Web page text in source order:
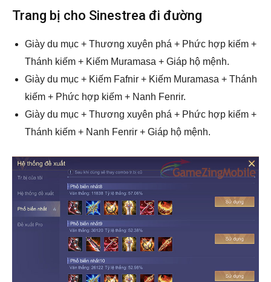
Trang bị cho Sinestrea đi đường
Giày du mục + Thương xuyên phá + Phức hợp kiếm +
Thánh kiếm + Kiếm Muramasa + Giáp hộ mệnh.
Giày du mục + Kiếm Fafnir + Kiếm Muramasa + Thánh
kiếm + Phức hợp kiếm + Nanh Fenrir.
Giày du mục + Thương xuyên phá + Phức hợp kiếm +
Thánh kiếm + Nanh Fenrir + Giáp hộ mệnh.